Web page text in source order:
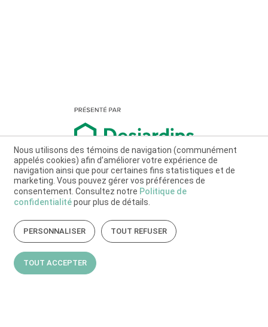
Nous utilisons des témoins de navigation (communément
appelés cookies) afin d’améliorer votre expérience de
navigation ainsi que pour certaines fins statistiques et de
marketing. Vous pouvez gérer vos préférences de
consentement. Consultez notre Politique de
confidentialitépour plus de détails.
PERSONNALISER TOUT REFUSER
TOUT ACCEPTER